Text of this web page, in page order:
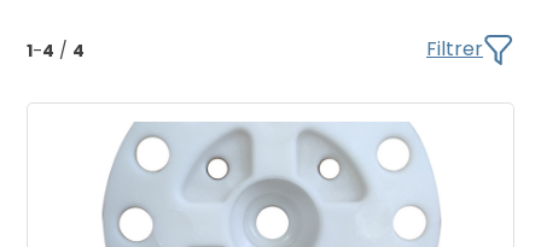
1-4 / 4 Filtrer